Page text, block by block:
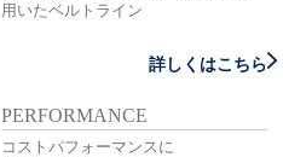
用いたベルトライン
詳しくはこちら
PERFORMANCE
コストパフォーマンスに